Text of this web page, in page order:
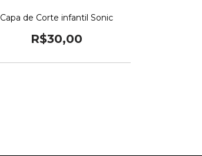
Capa de Corte infantil Sonic
R$30,00